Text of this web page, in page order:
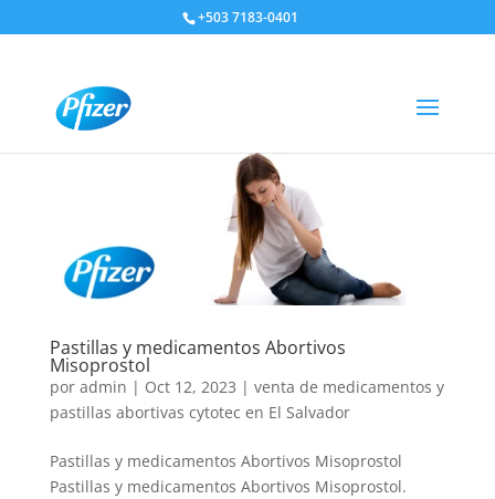
+503 7183-0401
Pastillas y medicamentos Abortivos
Misoprostol
por admin | Oct 12, 2023 | venta de medicamentos y
pastillas abortivas cytotec en El Salvador
Pastillas y medicamentos Abortivos Misoprostol
Pastillas y medicamentos Abortivos Misoprostol.